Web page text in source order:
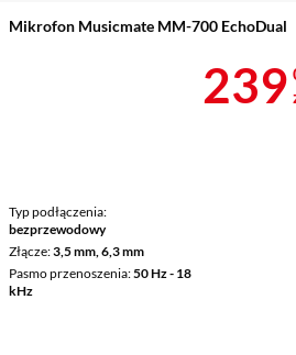
Mikrofon Musicmate MM-700 EchoDual
Typ podłączenia
bezprzewodowy
Złącze 3,5 mm, 6,3 mm
Pasmo przenoszenia 50 Hz - 18
kHz
239